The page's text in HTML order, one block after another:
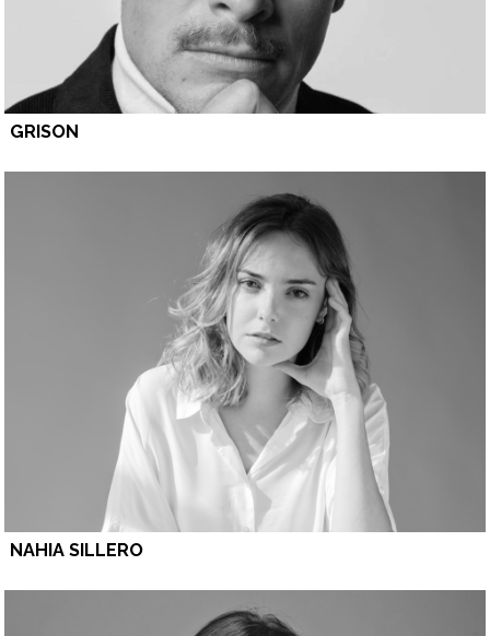
GRISON
NAHIA SILLERO